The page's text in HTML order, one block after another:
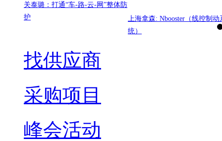
关泰璐：打通“车-路-云-网”整体防
护
上海拿森: Nbooster（线控制动
统）
找供应商
采购项目
峰会活动